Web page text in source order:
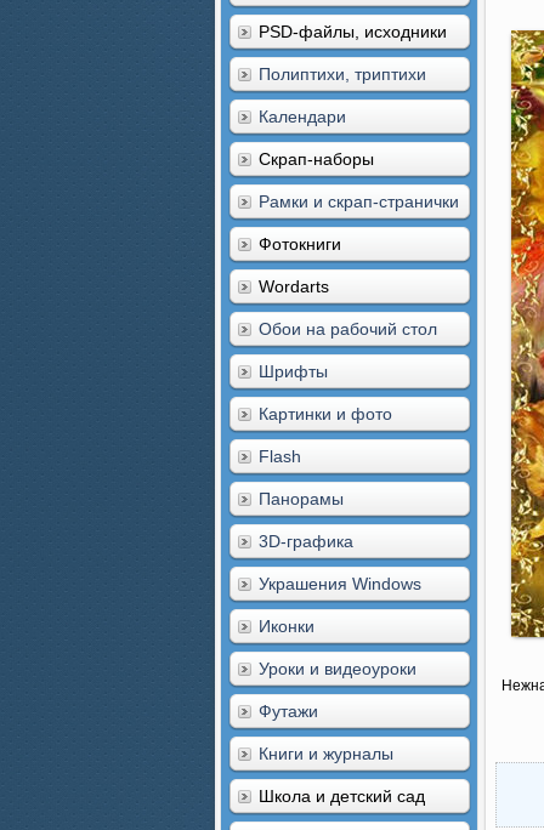
PSD-файлы, исходники
Полиптихи, триптихи
Календари
Скрап-наборы
Рамки и скрап-странички
Фотокниги
Wordarts
Обои на рабочий стол
Шрифты
Картинки и фото
Flash
Панорамы
3D-графика
Украшения Windows
Иконки
Уроки и видеоуроки
Футажи
Книги и журналы
Школа и детский сад